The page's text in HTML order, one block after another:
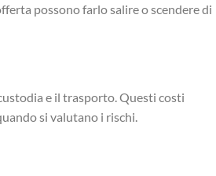
possono farlo salire o scendere di
e il trasporto. Questi costi
si valutano i rischi.